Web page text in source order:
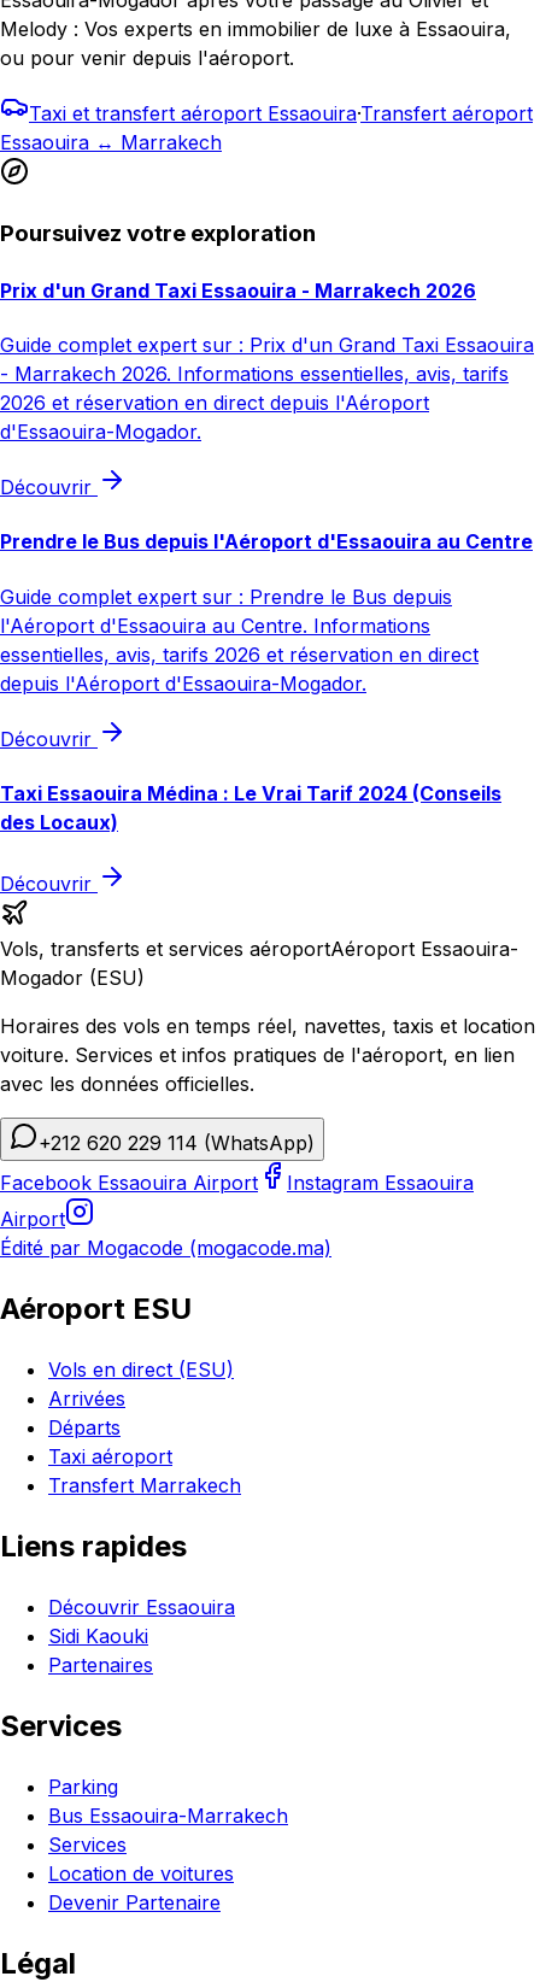
Melody : Vos experts en immobilier de luxe à Essaouira,
ou pour venir depuis l'aéroport.
Taxi et transfert aéroport Essaouira·Transfert aéroport
Essaouira ↔ Marrakech
Poursuivez votre exploration
Prix d'un Grand Taxi Essaouira - Marrakech 2026
Guide complet expert sur : Prix d'un Grand Taxi Essaouira
- Marrakech 2026. Informations essentielles, avis, tarifs
2026 et réservation en direct depuis l'Aéroport
d'Essaouira-Mogador.
Découvrir
Prendre le Bus depuis l'Aéroport d'Essaouira au Centre
Guide complet expert sur : Prendre le Bus depuis
l'Aéroport d'Essaouira au Centre. Informations
essentielles, avis, tarifs 2026 et réservation en direct
depuis l'Aéroport d'Essaouira-Mogador.
Découvrir
Taxi Essaouira Médina : Le Vrai Tarif 2024 (Conseils
des Locaux)
Découvrir
Vols, transferts et services aéroportAéroport Essaouira-
Mogador (ESU)
Horaires des vols en temps réel, navettes, taxis et location
voiture. Services et infos pratiques de l'aéroport, en lien
avec les données officielles.
+212 620 229 114 (WhatsApp)
Facebook Essaouira Airport
Instagram Essaouira
Airport
Édité par Mogacode (mogacode.ma)
Aéroport ESU
Vols en direct (ESU)
Arrivées
Départs
Taxi aéroport
Transfert Marrakech
Liens rapides
Découvrir Essaouira
Sidi Kaouki
Partenaires
Services
Parking
Bus Essaouira-Marrakech
Services
Location de voitures
Devenir Partenaire
Légal